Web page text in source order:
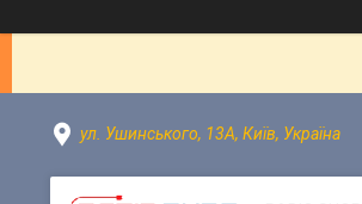
ул. Ушинського, 13А, Київ, Україна